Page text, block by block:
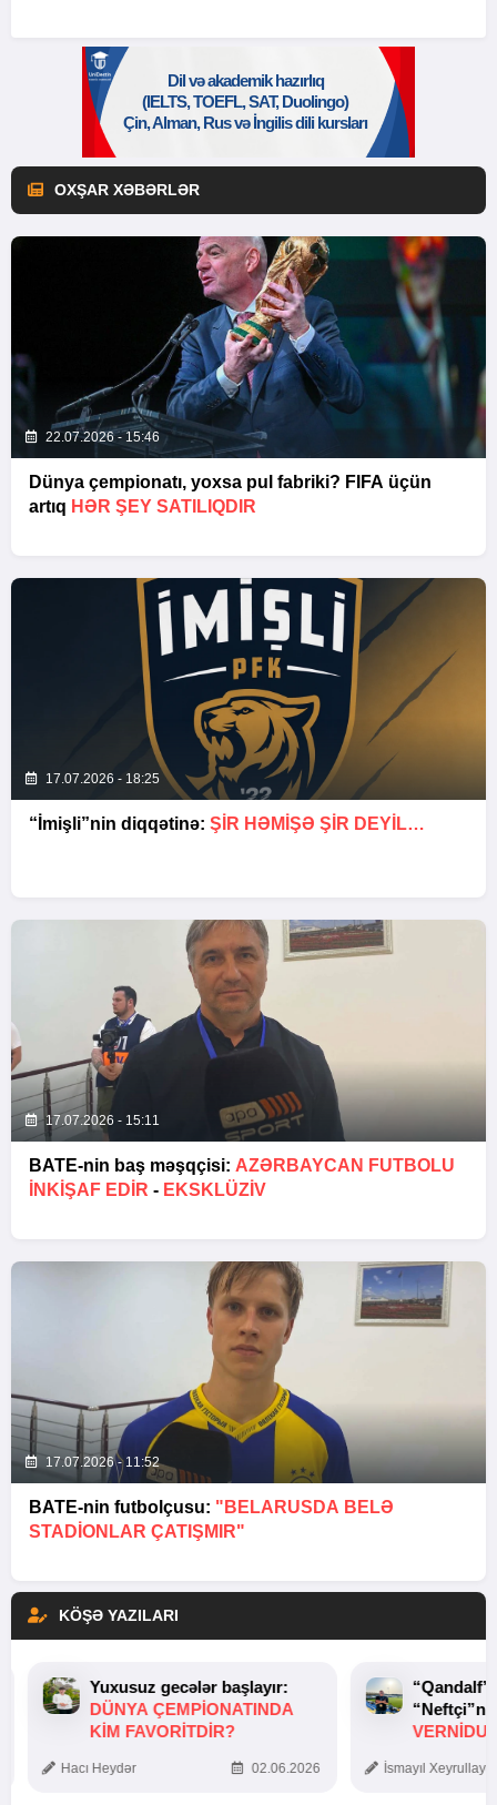
OXŞAR XƏBƏRLƏR
22.07.2026 - 15:46
Dünya çempionatı, yoxsa pul fabriki? FIFA üçün
artıq HƏR ŞEY SATILIQDIR
17.07.2026 - 18:25
“İmişli”nin diqqətinə: ŞIR HƏMIŞƏ ŞIR DEYIL…
17.07.2026 - 15:11
BATE-nin baş məşqçisi: AZƏRBAYCAN FUTBOLU
INKIŞAF EDIR - EKSKLÜZİV
17.07.2026 - 11:52
BATE-nin futbolçusu: "BELARUSDA BELƏ
STADIONLAR ÇATIŞMIR"
KÖŞƏ YAZILARI
Yuxusuz gecələr başlayır:
DÜNYA ÇEMPIONATINDA
KIM FAVORITDIR?
Hacı Heydər 02.06.2026 İsmayıl